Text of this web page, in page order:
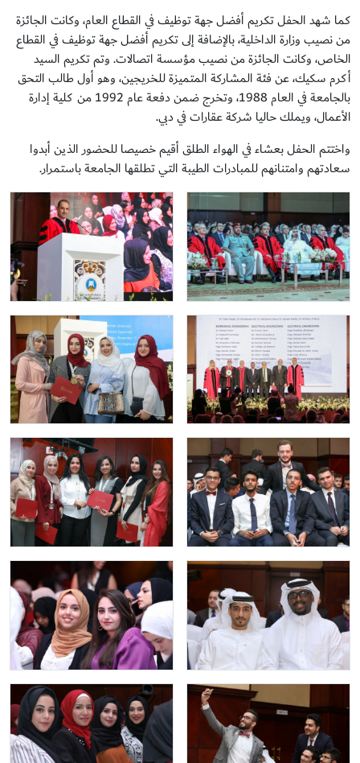
كما شهد الحفل تكريم أفضل جهة توظيف في القطاع العام، وكانت الجائزة
من نصيب وزارة الداخلية، بالإضافة إلى تكريم أفضل جهة توظيف في القطاع
الخاص، وكانت الجائزة من نصيب مؤسسة اتصالات. وتم تكريم السيد
أكرم سكيك، عن فئة المشاركة المتميزة للخريجين، وهو أول طالب التحق
بالجامعة في العام 1988، وتخرج ضمن دفعة عام 1992 من كلية إدارة
الأعمال، ويملك حاليا شركة عقارات في دبي.
واختتم الحفل بعشاء في الهواء الطلق أقيم خصيصا للحضور الذين أبدوا
سعادتهم وامتنانهم للمبادرات الطيبة التي تطلقها الجامعة باستمرار.